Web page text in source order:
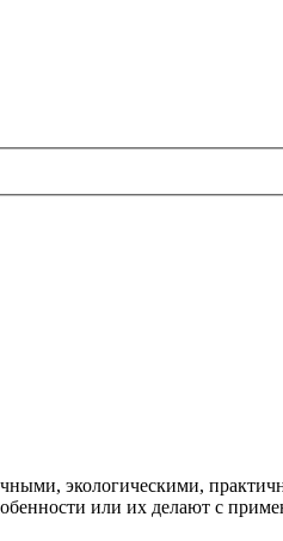
экологическими,
или их делают с